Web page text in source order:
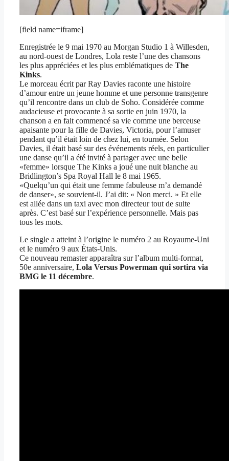
[field name=iframe]
Enregistrée le 9 mai 1970 au Morgan Studio 1 à Willesden,
au nord-ouest de Londres, Lola reste l’une des chansons
les plus appréciées et les plus emblématiques de The
Kinks.
Le morceau écrit par Ray Davies raconte une histoire
d’amour entre un jeune homme et une personne transgenre
qu’il rencontre dans un club de Soho. Considérée comme
audacieuse et provocante à sa sortie en juin 1970, la
chanson a en fait commencé sa vie comme une berceuse
apaisante pour la fille de Davies, Victoria, pour l’amuser
pendant qu’il était loin de chez lui, en tournée. Selon
Davies, il était basé sur des événements réels, en particulier
une danse qu’il a été invité à partager avec une belle
«femme» lorsque The Kinks a joué une nuit blanche au
Bridlington’s Spa Royal Hall le 8 mai 1965.
«Quelqu’un qui était une femme fabuleuse m’a demandé
de danser», se souvient-il. J’ai dit: « Non merci. » Et elle
est allée dans un taxi avec mon directeur tout de suite
après. C’est basé sur l’expérience personnelle. Mais pas
tous les mots.
Le single a atteint à l’origine le numéro 2 au Royaume-Uni
et le numéro 9 aux États-Unis.
Ce nouveau remaster apparaîtra sur l’album multi-format,
50e anniversaire, Lola Versus Powerman qui sortira via
BMG le 11 décembre.